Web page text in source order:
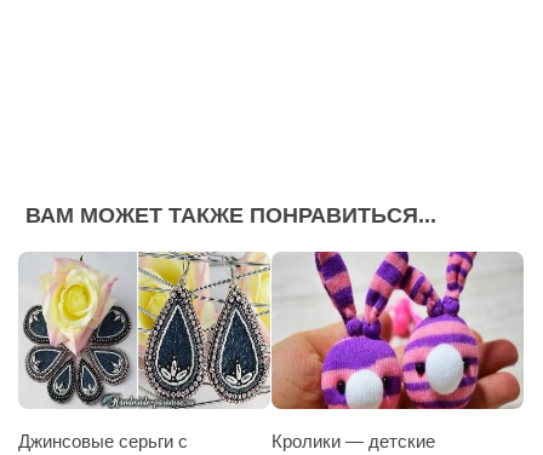
ВАМ МОЖЕТ ТАКЖЕ ПОНРАВИТЬСЯ...
Джинсовые серьги с
Кролики — детские